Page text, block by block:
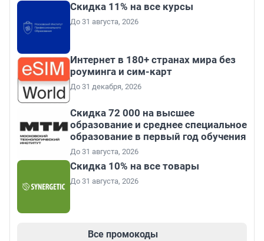
Скидка 11% на все курсы
До 31 августа, 2026
Интернет в 180+ странах мира без
роуминга и сим-карт
До 31 декабря, 2026
Скидка 72 000 на высшее
образование и среднее специальное
образование в первый год обучения
До 31 августа, 2026
Скидка 10% на все товары
До 31 августа, 2026
Все промокоды